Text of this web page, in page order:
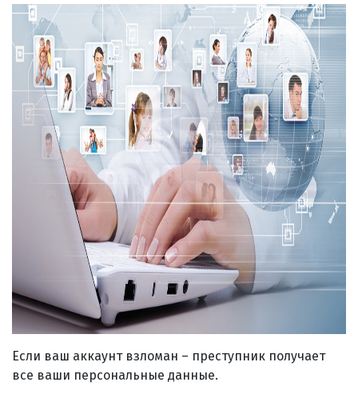
Если ваш аккаунт взломан – преступник получает
все ваши персональные данные.